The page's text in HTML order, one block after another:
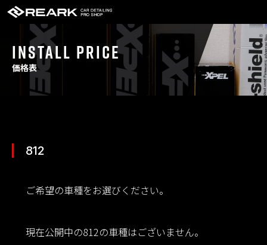
INSTALL PRICE
価格表
812
ご希望の車種をお選びください。
現在公開中の812の車種はございません。